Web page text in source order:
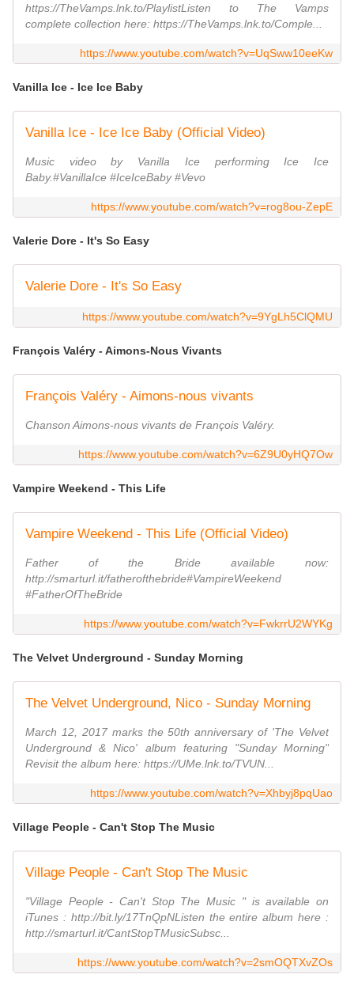
https://TheVamps.lnk.to/PlaylistListen to The Vamps
complete collection here: https://TheVamps.lnk.to/Comple...
https://www.youtube.com/watch?v=UqSww10eeKw
Vanilla Ice - Ice Ice Baby
Vanilla Ice - Ice Ice Baby (Official Video)
Music video by Vanilla Ice performing Ice Ice
Baby.#VanillaIce #IceIceBaby #Vevo
https://www.youtube.com/watch?v=rog8ou-ZepE
Valerie Dore - It's So Easy
Valerie Dore - It's So Easy
https://www.youtube.com/watch?v=9YgLh5ClQMU
François Valéry - Aimons-Nous Vivants
François Valéry - Aimons-nous vivants
Chanson Aimons-nous vivants de François Valéry.
https://www.youtube.com/watch?v=6Z9U0yHQ7Ow
Vampire Weekend - This Life
Vampire Weekend - This Life (Official Video)
Father of the Bride available now:
http://smarturl.it/fatherofthebride#VampireWeekend
#FatherOfTheBride
https://www.youtube.com/watch?v=FwkrrU2WYKg
The Velvet Underground - Sunday Morning
The Velvet Underground, Nico - Sunday Morning
March 12, 2017 marks the 50th anniversary of 'The Velvet
Underground & Nico' album featuring "Sunday Morning"
Revisit the album here: https://UMe.lnk.to/TVUN...
https://www.youtube.com/watch?v=Xhbyj8pqUao
Village People - Can't Stop The Music
Village People - Can't Stop The Music
"Village People - Can't Stop The Music " is available on
iTunes : http://bit.ly/17TnQpNListen the entire album here :
http://smarturl.it/CantStopTMusicSubsc...
https://www.youtube.com/watch?v=2smOQTXvZOs